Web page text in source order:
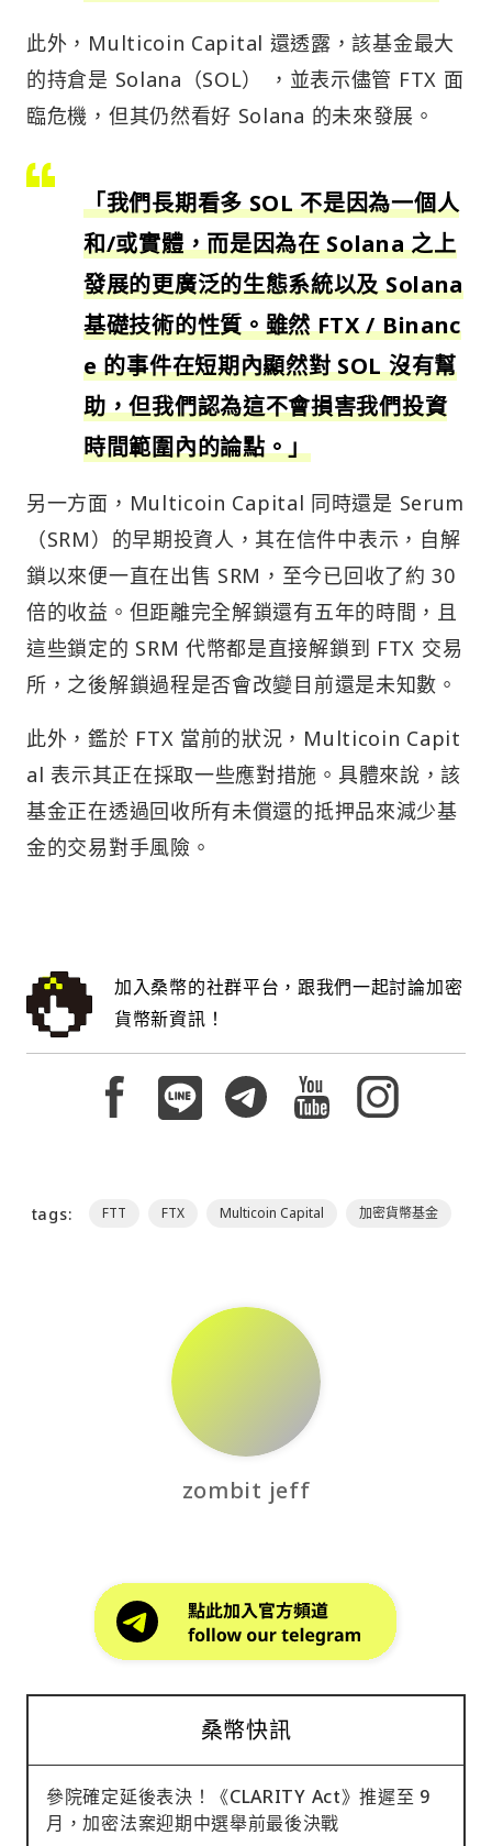
此外，Multicoin Capital 還透露，該基金最大
的持倉是 Solana（SOL） ，並表示儘管 FTX 面
臨危機，但其仍然看好 Solana 的未來發展。
「我們長期看多 SOL 不是因為一個人
和/或實體，而是因為在 Solana 之上
發展的更廣泛的生態系統以及 Solana
基礎技術的性質。雖然 FTX / Binanc
e 的事件在短期內顯然對 SOL 沒有幫
助，但我們認為這不會損害我們投資
時間範圍內的論點。」
另一方面，Multicoin Capital 同時還是 Serum
（SRM）的早期投資人，其在信件中表示，自解
鎖以來便一直在出售 SRM，至今已回收了約 30
倍的收益。但距離完全解鎖還有五年的時間，且
這些鎖定的 SRM 代幣都是直接解鎖到 FTX 交易
所，之後解鎖過程是否會改變目前還是未知數。
此外，鑑於 FTX 當前的狀況，Multicoin Capit
al 表示其正在採取一些應對措施。具體來說，該
基金正在透過回收所有未償還的抵押品來減少基
金的交易對手風險。
加入桑幣的社群平台，跟我們一起討論加密
貨幣新資訊！
tags: FTT FTX Multicoin Capital 加密貨幣基金
zombit jeff
桑幣快訊
參院確定延後表決！《CLARITY Act》推遲至 9
月，加密法案迎期中選舉前最後決戰